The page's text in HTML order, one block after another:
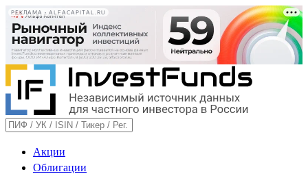
РЕКЛАМА • ALFACAPITAL.RU
Акции
Облигации